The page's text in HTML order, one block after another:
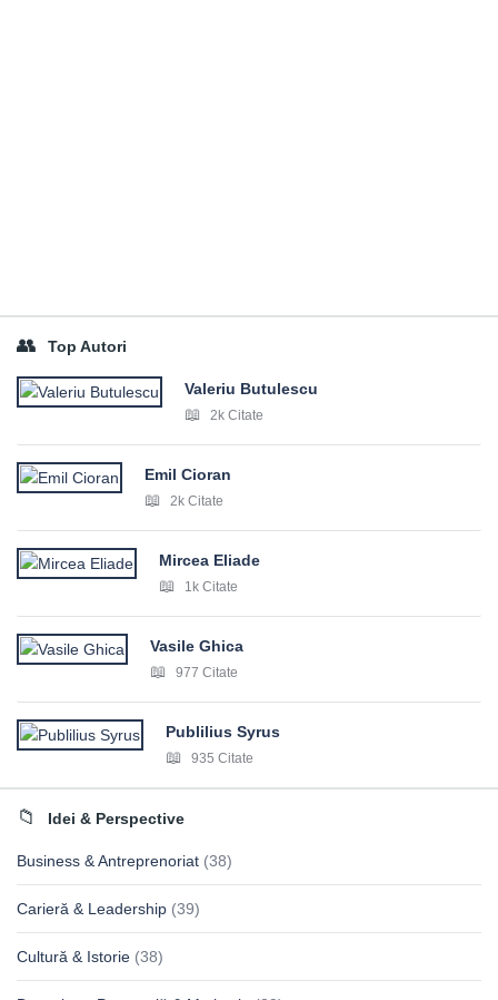
Top Autori
Valeriu Butulescu
2k Citate
Emil Cioran
2k Citate
Mircea Eliade
1k Citate
Vasile Ghica
977 Citate
Publilius Syrus
935 Citate
Idei & Perspective
Business & Antreprenoriat (38)
Carieră & Leadership (39)
Cultură & Istorie (38)